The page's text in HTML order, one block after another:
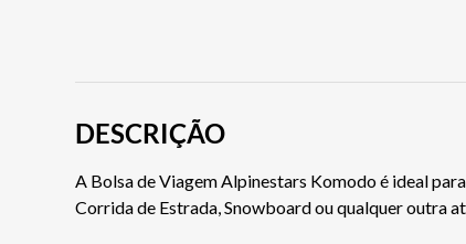
DESCRIÇÃO
A Bolsa de Viagem Alpinestars Komodo é ideal
Corrida de Estrada, Snowboard ou qualquer outra